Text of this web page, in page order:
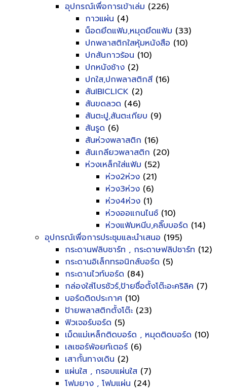
อุปกรณ์เพื่อการเข้าเล่ม (226)
กาวแผ่น (4)
น็อดยึดแฟ้ม,หมุดยึดแฟ้ม (33)
ปกพลาสติกใสหุ้มหนังสือ (10)
ปกสันกาวร้อน (10)
ปกหนังช้าง (2)
ปกใส,ปกพลาสติกสี (16)
สันIBICLICK (2)
สันขดลวด (46)
สันตะปู,สันตะเกียบ (9)
สันรูด (6)
สันห่วงพลาสติก (16)
สันเกลียวพลาสติก (20)
ห่วงเหล็กใส่แฟ้ม (52)
ห่วง2ห่วง (21)
ห่วง3ห่วง (6)
ห่วง4ห่วง (1)
ห่วงออแกนไนซ์ (10)
ห่วงแฟ้มหนีบ,คลิ๊บบอร์ด (14)
อุปกรณ์เพื่อการประชุมและนำเสนอ (195)
กระดานฟลิบชาร์ท , กระดาษฟลิปชาร์ท (12)
กระดานอิเล็กทรอนิกส์บอร์ด (5)
กระดานไวท์บอร์ด (84)
กล่องใส่โบรชัวร์,ป้ายชื่อตั้งโต๊ะอะคริลิค (7)
บอร์ดติดประกาศ (10)
ป้ายพลาสติกตั้งโต๊ะ (23)
ฟิวเจอร์บอร์ด (5)
เม็ดแม่เหล็กติดบอร์ด , หมุดติดบอร์ด (10)
เลเซอร์พ้อยท์เตอร์ (6)
เสากั้นทางเดิน (2)
แผ่นใส , กรอบแผ่นใส (7)
โฟมยาง , โฟมแผ่น (24)